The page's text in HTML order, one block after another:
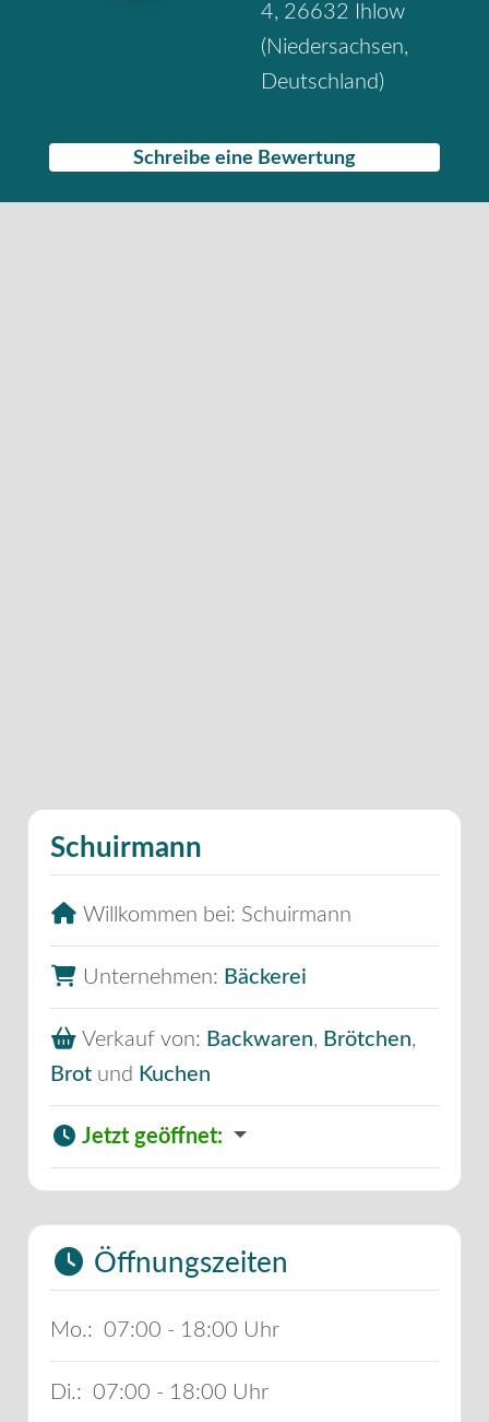
4, 26632
Ihlow
( Niedersachsen,
Deutschland)
Schreibe eine Bewertung
Schuirmann
Willkommen bei: Schuirmann
Unternehmen: Bäckerei
Verkauf von: Backwaren, Brötchen,
Brot und Kuchen
Jetzt geöffnet:
Öffnungszeiten
Mo.: 07:00 - 18:00
Di.: 07:00 - 18:00